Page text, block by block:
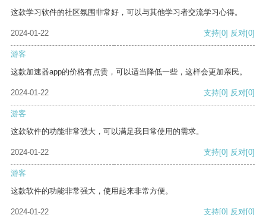
这款学习软件的社区氛围非常好，可以与其他学习者交流学习心得。
2024-01-22 支持[0] 反对[0]
游客
这款加速器app的价格有点贵，可以适当降低一些，这样会更加亲民。
2024-01-22 支持[0] 反对[0]
游客
这款软件的功能非常强大，可以满足我日常使用的需求。
2024-01-22 支持[0] 反对[0]
游客
这款软件的功能非常强大，使用起来非常方便。
2024-01-22 支持[0] 反对[0]